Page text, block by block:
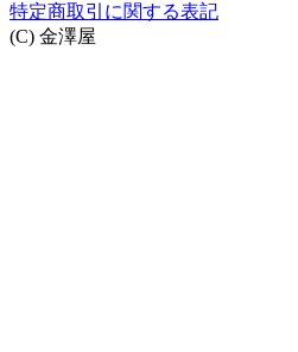
特定商取引に関する表記
(C) 金澤屋